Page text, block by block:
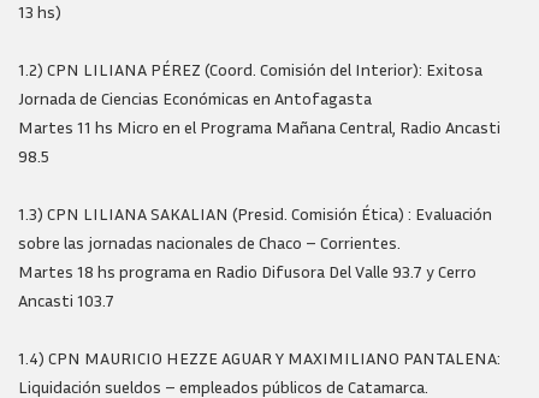
13 hs)
1.2) CPN LILIANA PÉREZ (Coord. Comisión del Interior): Exitosa
Jornada de Ciencias Económicas en Antofagasta
Martes 11 hs Micro en el Programa Mañana Central, Radio Ancasti
98.5
1.3) CPN LILIANA SAKALIAN (Presid. Comisión Ética) : Evaluación
sobre las jornadas nacionales de Chaco – Corrientes.
Martes 18 hs programa en Radio Difusora Del Valle 93.7 y Cerro
Ancasti 103.7
1.4) CPN MAURICIO HEZZE AGUAR Y MAXIMILIANO PANTALENA:
Liquidación sueldos – empleados públicos de Catamarca.